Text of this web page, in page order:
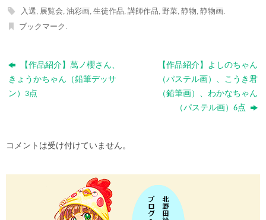
入選, 展覧会, 油彩画, 生徒作品, 講師作品, 野菜, 静物, 静物画.
ブックマーク .
【作品紹介】萬ノ櫻さん、
きょうかちゃん（鉛筆デッサ
ン）3点
【作品紹介】よしのちゃん
（パステル画）、こうき君
（鉛筆画）、わかなちゃん
（パステル画）6点
コメントは受け付けていません。